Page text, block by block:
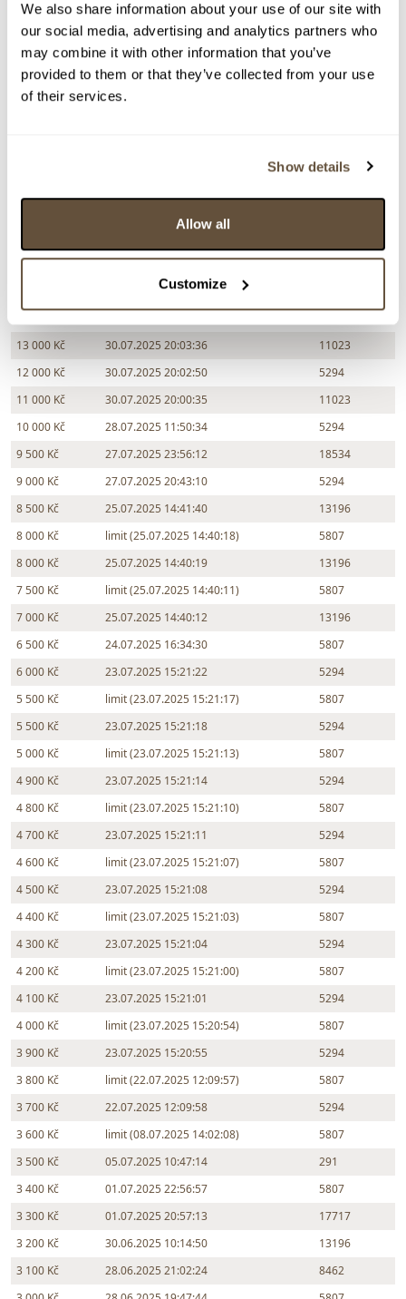
We also share information about your use of our site with
our social media, advertising and analytics partners who
may combine it with other information that you’ve
provided to them or that they’ve collected from your use
of their services.
Show details
Allow all
Customize
Dražba ukončena:
30.07.2025 20:08:46
Vyvolávací cena:
3 000 Kč
vydraženo za:
14 000 Kč
Chcete prodat podobný předmět?
> Zobrazit informaci jak prodat předmět v aukci
Přihozeno
13 000 Kč
30.07.2025 20:03:36
11023
12 000 Kč
30.07.2025 20:02:50
5294
11 000 Kč
30.07.2025 20:00:35
11023
10 000 Kč
28.07.2025 11:50:34
5294
9 500 Kč
27.07.2025 23:56:12
18534
9 000 Kč
27.07.2025 20:43:10
5294
8 500 Kč
25.07.2025 14:41:40
13196
8 000 Kč
limit (25.07.2025 14:40:18)
5807
8 000 Kč
25.07.2025 14:40:19
13196
7 500 Kč
limit (25.07.2025 14:40:11)
5807
7 000 Kč
25.07.2025 14:40:12
13196
6 500 Kč
24.07.2025 16:34:30
5807
6 000 Kč
23.07.2025 15:21:22
5294
5 500 Kč
limit (23.07.2025 15:21:17)
5807
5 500 Kč
23.07.2025 15:21:18
5294
5 000 Kč
limit (23.07.2025 15:21:13)
5807
4 900 Kč
23.07.2025 15:21:14
5294
4 800 Kč
limit (23.07.2025 15:21:10)
5807
4 700 Kč
23.07.2025 15:21:11
5294
4 600 Kč
limit (23.07.2025 15:21:07)
5807
4 500 Kč
23.07.2025 15:21:08
5294
4 400 Kč
limit (23.07.2025 15:21:03)
5807
4 300 Kč
23.07.2025 15:21:04
5294
4 200 Kč
limit (23.07.2025 15:21:00)
5807
4 100 Kč
23.07.2025 15:21:01
5294
4 000 Kč
limit (23.07.2025 15:20:54)
5807
3 900 Kč
23.07.2025 15:20:55
5294
3 800 Kč
limit (22.07.2025 12:09:57)
5807
3 700 Kč
22.07.2025 12:09:58
5294
3 600 Kč
limit (08.07.2025 14:02:08)
5807
3 500 Kč
05.07.2025 10:47:14
291
3 400 Kč
01.07.2025 22:56:57
5807
3 300 Kč
01.07.2025 20:57:13
17717
3 200 Kč
30.06.2025 10:14:50
13196
3 100 Kč
28.06.2025 21:02:24
8462